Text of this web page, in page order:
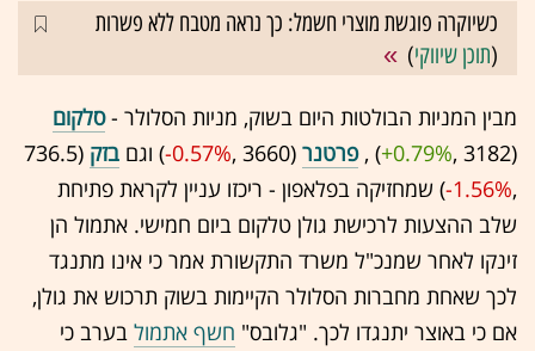
כשיוקרה פוגשת מוצרי חשמל: כך נראה מטבח ללא פשרות
(תוכן שיווקי)
מבין המניות הבולטות היום בשוק, מניות הסלולר -סלקום
(3182 ,‎
+0.79%
‏) ,פרטנר (3660 ,‎
-0.57%‏) וגם בזק (736.5
,‎
-1.56%‏) שמחזיקה בפלאפון - ריכזו עניין לקראת פתיחת
שלב ההצעות לרכישת גולן טלקום ביום חמישי. אתמול הן
זינקו לאחר שמנכ"ל משרד התקשורת אמר כי אינו מתנגד
לכך שאחת מחברות הסלולר הקיימות בשוק תרכוש את גולן,
אם כי באוצר יתנגדו לכך. "גלובס" חשף אתמול בערב כי